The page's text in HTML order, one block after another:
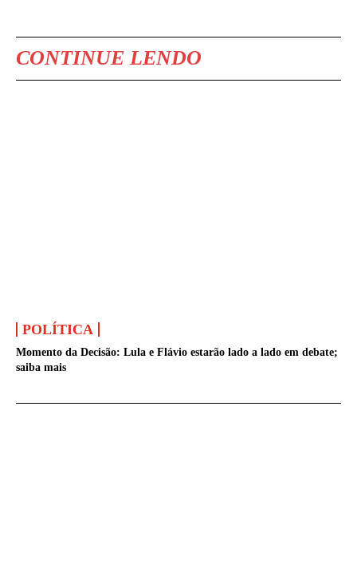
CONTINUE LENDO
POLÍTICA
Momento da Decisão: Lula e Flávio estarão lado a lado em debate;
saiba mais